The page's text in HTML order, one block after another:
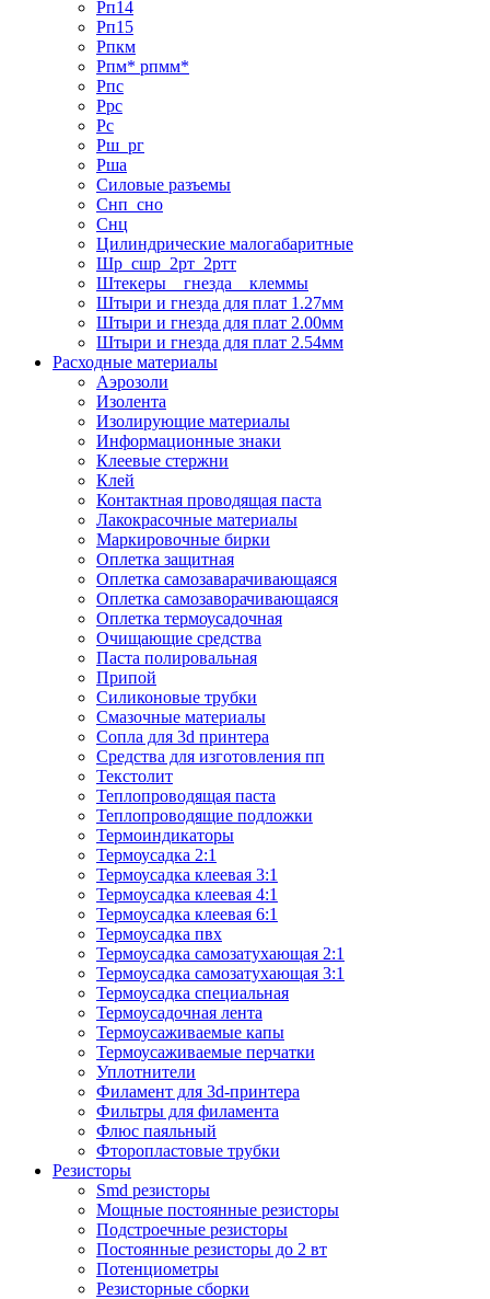
Рп14
Рп15
Рпкм
Рпм* рпмм*
Рпс
Ррс
Рс
Рш_рг
Рша
Силовые разъемы
Снп_сно
Снц
Цилиндрические малогабаритные
Шр_сшр_2рт_2ртт
Штекеры _ гнезда _ клеммы
Штыри и гнезда для плат 1.27мм
Штыри и гнезда для плат 2.00мм
Штыри и гнезда для плат 2.54мм
Расходные материалы
Аэрозоли
Изолента
Изолирующие материалы
Информационные знаки
Клеевые стержни
Клей
Контактная проводящая паста
Лакокрасочные материалы
Маркировочные бирки
Оплетка защитная
Оплетка самозаварачивающаяся
Оплетка самозаворачивающаяся
Оплетка термоусадочная
Очищающие средства
Паста полировальная
Припой
Силиконовые трубки
Смазочные материалы
Сопла для 3d принтера
Средства для изготовления пп
Текстолит
Теплопроводящая паста
Теплопроводящие подложки
Термоиндикаторы
Термоусадка 2:1
Термоусадка клеевая 3:1
Термоусадка клеевая 4:1
Термоусадка клеевая 6:1
Термоусадка пвх
Термоусадка самозатухающая 2:1
Термоусадка самозатухающая 3:1
Термоусадка специальная
Термоусадочная лента
Термоусаживаемые капы
Термоусаживаемые перчатки
Уплотнители
Филамент для 3d-принтера
Фильтры для филамента
Флюс паяльный
Фторопластовые трубки
Резисторы
Smd резисторы
Мощные постоянные резисторы
Подстроечные резисторы
Постоянные резисторы до 2 вт
Потенциометры
Резисторные сборки